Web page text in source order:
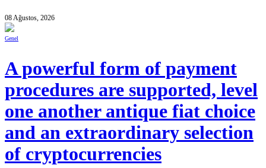
08 Ağustos, 2026
Genel
A powerful form of payment
procedures are supported, level
one another antique fiat choice
and an extraordinary selection
of cryptocurrencies